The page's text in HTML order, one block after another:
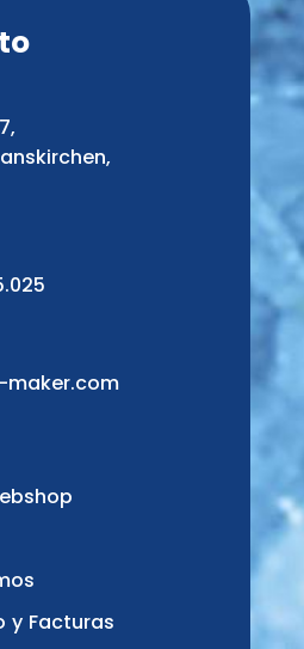
y Facturas